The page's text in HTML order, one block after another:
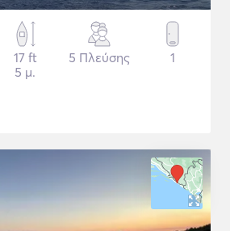
17 ft
5 μ.
5 Πλεύσης 1